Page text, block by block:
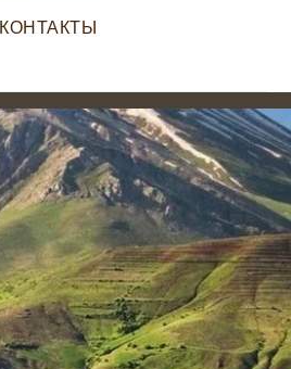
КОНТАКТЫ